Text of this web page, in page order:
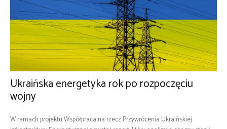
Ukraińska energetyka rok po rozpoczęciu
wojny
W ramach projektu Współpraca na rzecz Przywrócenia Ukraińskiej